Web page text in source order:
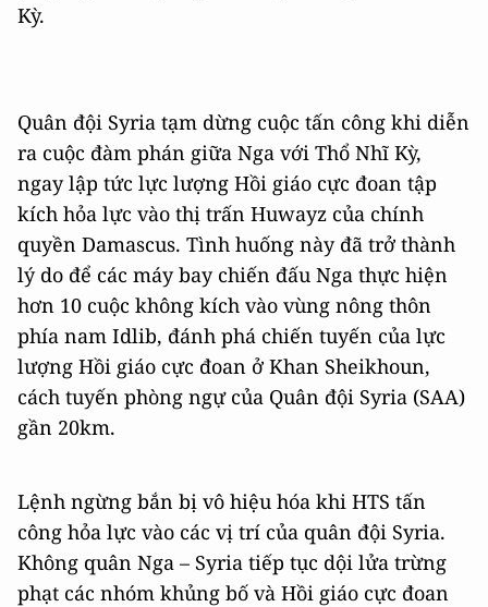
Kỳ.
Quân đội Syria tạm dừng cuộc tấn công khi diễn
ra cuộc đàm phán giữa Nga với Thổ Nhĩ Kỳ,
ngay lập tức lực lượng Hồi giáo cực đoan tập
kích hỏa lực vào thị trấn Huwayz của chính
quyền Damascus. Tình huống này đã trở thành
lý do để các máy bay chiến đấu Nga thực hiện
hơn 10 cuộc không kích vào vùng nông thôn
phía nam Idlib, đánh phá chiến tuyến của lực
lượng Hồi giáo cực đoan ở Khan Sheikhoun,
cách tuyến phòng ngự của Quân đội Syria (SAA)
gần 20km.
Lệnh ngừng bắn bị vô hiệu hóa khi HTS tấn
công hỏa lực vào các vị trí của quân đội Syria.
Không quân Nga – Syria tiếp tục dội lửa trừng
phạt các nhóm khủng bố và Hồi giáo cực đoan